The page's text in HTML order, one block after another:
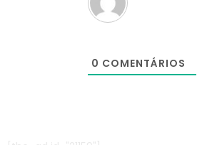
0 COMENTÁRIOS